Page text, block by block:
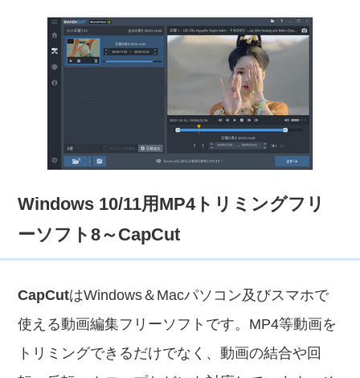
Windows 10/11用MP4トリミングフリ
ーソフト8～CapCut
CapCutはWindows＆Macパソコン及びスマホで
使える動画編集フリーソフトです。MP4等動画を
トリミングできるだけでなく、動画の結合や回